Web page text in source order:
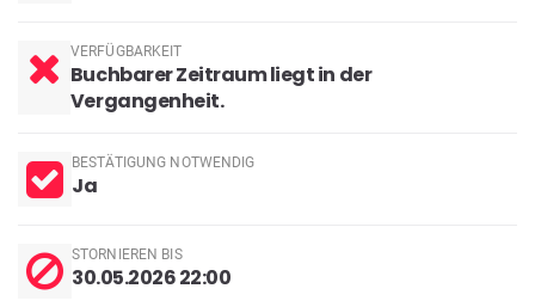
VERFÜGBARKEIT
Buchbarer Zeitraum liegt in der
Vergangenheit.
BESTÄTIGUNG NOTWENDIG
Ja
STORNIEREN BIS
30.05.2026 22:00